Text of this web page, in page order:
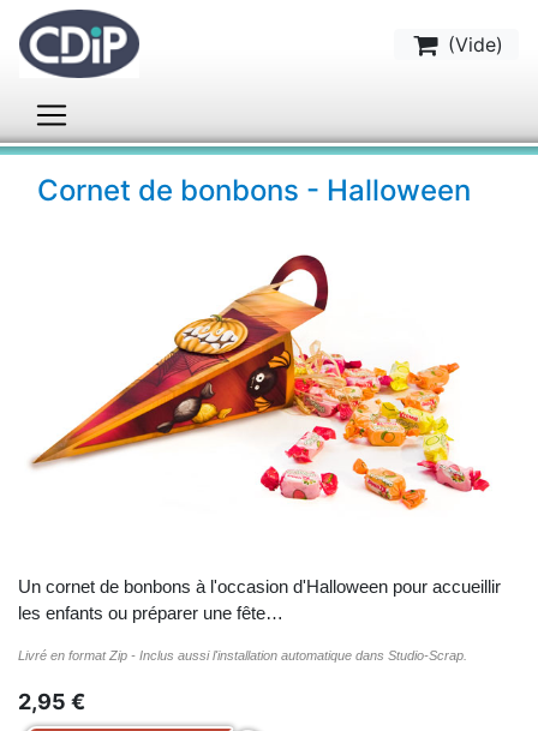
(Vide)
Cornet de bonbons - Halloween
Un cornet de bonbons à l'occasion d'Halloween pour accueillir
les enfants ou préparer une fête…
Livré en format Zip - Inclus aussi l'installation automatique dans Studio-Scrap.
2,95 €